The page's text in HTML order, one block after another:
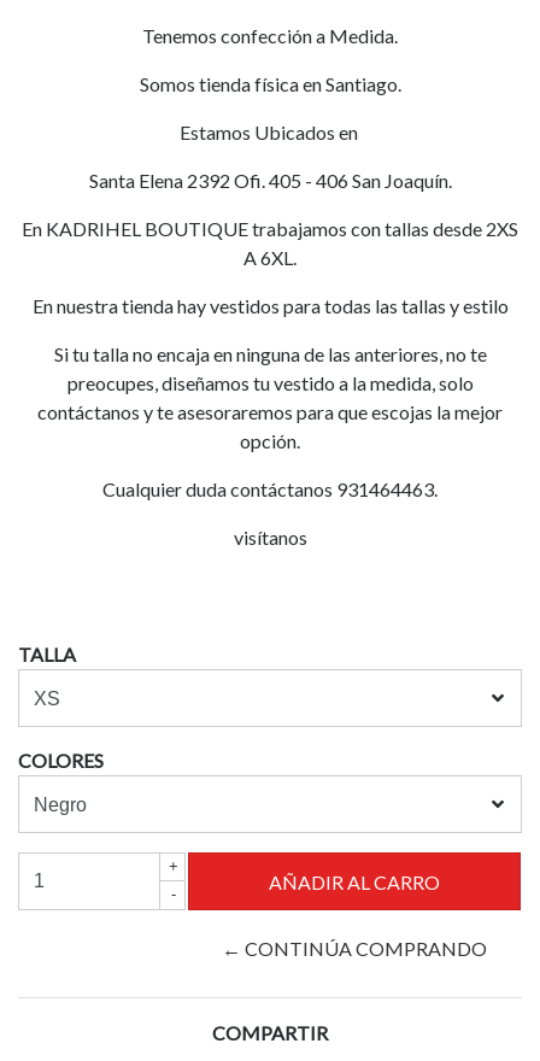
Tenemos confección a Medida.
Somos tienda física en Santiago.
Estamos Ubicados en
Santa Elena 2392 Ofi. 405 - 406 San Joaquín.
En KADRIHEL BOUTIQUE trabajamos con tallas desde 2XS
A 6XL.
En nuestra tienda hay vestidos para todas las tallas y estilo
Si tu talla no encaja en ninguna de las anteriores, no te
preocupes, diseñamos tu vestido a la medida, solo
contáctanos y te asesoraremos para que escojas la mejor
opción.
Cualquier duda contáctanos 931464463.
visítanos
TALLA
COLORES
+
-
← CONTINÚA COMPRANDO
COMPARTIR